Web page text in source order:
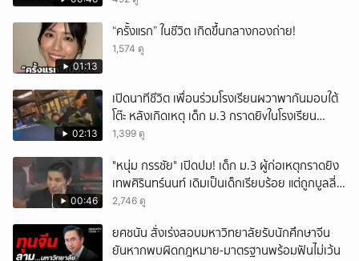
01:13
“ครั้งแรก” ในชีวิต เกิดขึ้นกลางกองถ่าย!
1,574 ดู
02:13
เปิดนาทีชีวิต เพื่อนร่วมโรงเรียนผวาพากันมอบใต้
โต๊ะ หลังเกิดเหตุ เด็ก ม.3 กราดยิvในโรงเรียน
เทพศิรินทร์นนท์ แบบไม่เลือกหน้า เสียงปืนดังสนั่น
1,399 ดู
00:46
"หนุ่ม กรรชัย" เปิดปม! เด็ก ม.3 ผู้ก่อเหตุกราดยิง
เทพศิรินทร์นนท์ เดิมเป็นเด็กเรียบร้อย แต่ถูกบูลลี่
หนัก คาดแรงกดดันสะสมกลายเป็นแรงแค้น จนก่อ
2,746 ดู
ยศชนัน สั่งเร่งสอบมหาวิทยาลัยรับนักศึกษาจีน
ยันหากพบผิดกฎหมาย-มาตรฐานพร้อมฟันไม่เว้น